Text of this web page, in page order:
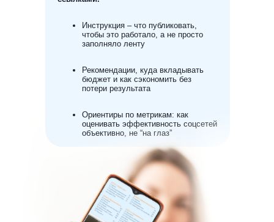
Инструкция – что публиковать,
чтобы это работало, а не просто
заполняло ленту
Рекомендации, куда вкладывать
бюджет и как сэкономить без
потери результата
Ориентиры по метрикам: как
оценивать эффективность соцсетей
объективно, не “на глаз”